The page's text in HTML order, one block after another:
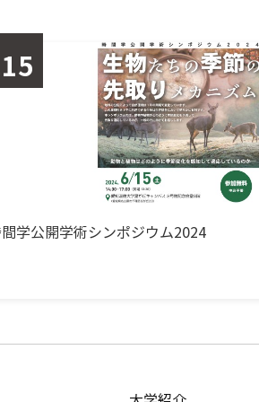
学公開学術シンポジウム2024